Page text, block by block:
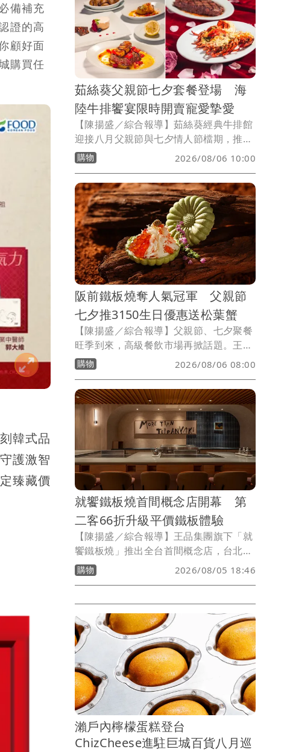
備補充
證的高
顧好面
購買任
韓式品
護激智
臻藏價
茹絲葵父親節七夕套餐登場 海
陸牛排饗宴限時開賣寵愛摯愛
【陳揚盛／綜合報導】茹絲葵經典牛排館
迎接八月父親節與七夕情人節檔期，推出
期間限定節慶套餐，以經典牛排、海陸主
餐及精緻甜點打造節日饗宴，分別於8/7
至8/9、8/17至8/23限時供應，希望陪伴
消費者與家人、伴侶共度重要時刻。
購物 2026/08/06 10:00
阪前鐵板燒奪人氣冠軍 父親節
七夕推3150生日優惠送松葉蟹
【陳揚盛／綜合報導】父親節、七夕聚餐
旺季到來，高級餐飲市場再掀話題。王品
集團旗下頂級鐵板燒品牌「阪前鐵板燒」
日前拿下《網路溫度計DailyView》「十
大人氣高級鐵板燒品牌」冠軍，並趁勢推
出父親節、七夕限定優惠，結合日文
「3150（Saikō，最棒）」諧音梗，只要
生日月份或日期符合指定數字，即可獲贈
「松葉蟹海鮮珠寶盒」，搶攻節慶聚餐商
機。
購物 2026/08/06 08:00
就饗鐵板燒首間概念店開幕 第
二客66折升級平價鐵板體驗
【陳揚盛／綜合報導】王品集團旗下「就
饗鐵板燒」推出全台首間概念店，台北長
安東店今(8/5)起試營運，以「恰到好處的
輕奢與煙火氣」為設計主軸，全面升級空
元鐵板料理及70分鐘用餐時間，希望重新
定義平價鐵板燒市場，餐點最低278元
起。
購物 2026/08/05 18:46
瀨戶內檸檬蛋糕登台
ChizCheese進駐巨城百貨八月巡